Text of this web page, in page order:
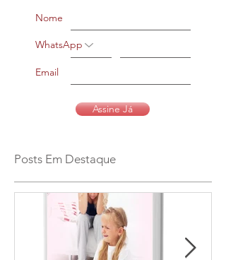
Nome
WhatsApp
Email
Assine Já
Posts Em Destaque